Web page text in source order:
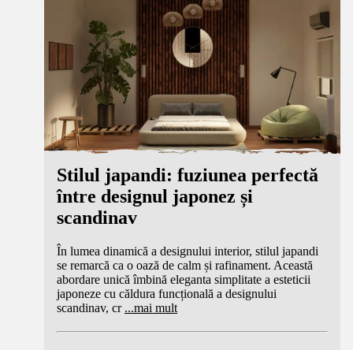
Stilul japandi: fuziunea perfectă
între designul japonez și
scandinav
În lumea dinamică a designului interior, stilul japandi
se remarcă ca o oază de calm și rafinament. Această
abordare unică îmbină eleganta simplitate a esteticii
japoneze cu căldura funcțională a designului
scandinav, cr ...mai mult